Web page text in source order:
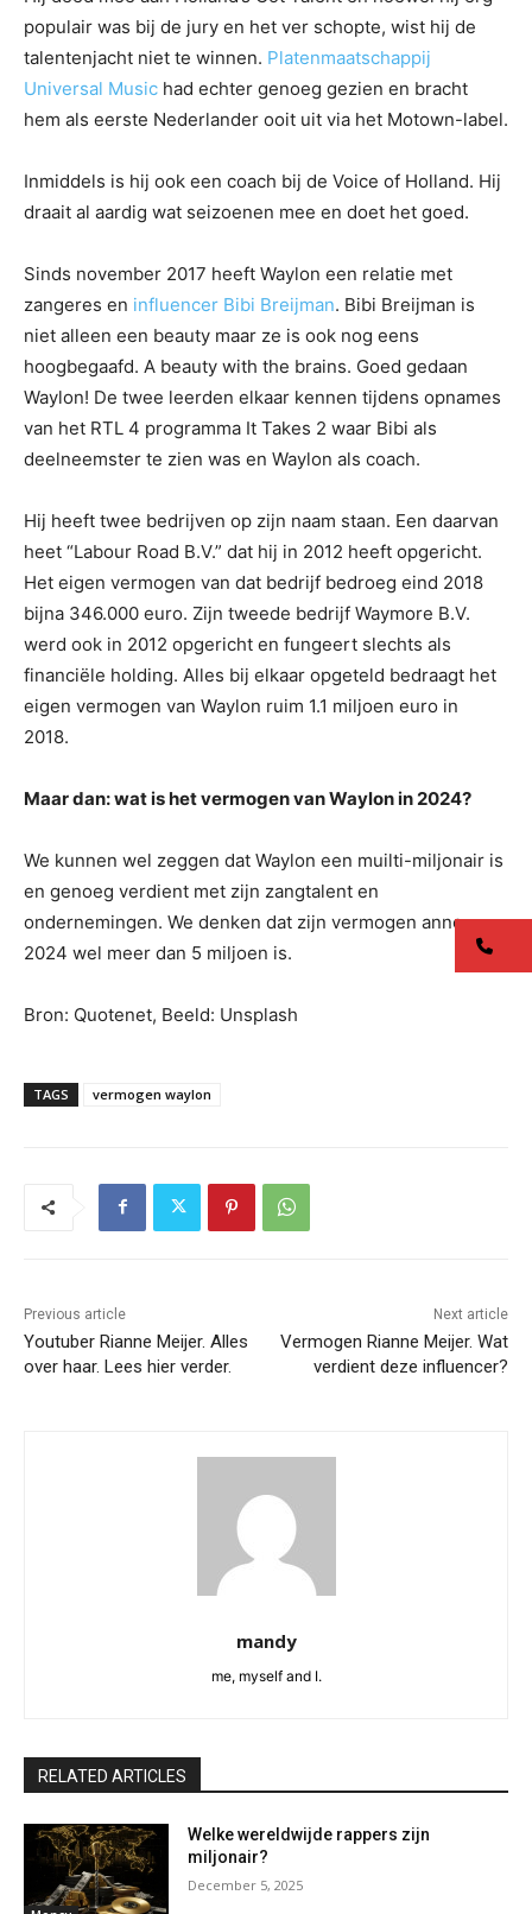
populair was bij de jury en het ver schopte, wist hij de
talentenjacht niet te winnen. Platenmaatschappij
Universal Music had echter genoeg gezien en bracht
hem als eerste Nederlander ooit uit via het Motown-label.
Inmiddels is hij ook een coach bij de Voice of Holland. Hij
draait al aardig wat seizoenen mee en doet het goed.
Sinds november 2017 heeft Waylon een relatie met
zangeres en influencer Bibi Breijman. Bibi Breijman is
niet alleen een beauty maar ze is ook nog eens
hoogbegaafd. A beauty with the brains. Goed gedaan
Waylon! De twee leerden elkaar kennen tijdens opnames
van het RTL 4 programma It Takes 2 waar Bibi als
deelneemster te zien was en Waylon als coach.
Hij heeft twee bedrijven op zijn naam staan. Een daarvan
heet “Labour Road B.V.” dat hij in 2012 heeft opgericht.
Het eigen vermogen van dat bedrijf bedroeg eind 2018
bijna 346.000 euro. Zijn tweede bedrijf Waymore B.V.
werd ook in 2012 opgericht en fungeert slechts als
financiële holding. Alles bij elkaar opgeteld bedraagt het
eigen vermogen van Waylon ruim 1.1 miljoen euro in
2018.
Maar dan: wat is het vermogen van Waylon in 2024?
We kunnen wel zeggen dat Waylon een muilti-miljonair is
en genoeg verdient met zijn zangtalent en
ondernemingen. We denken dat zijn vermogen anno
2024 wel meer dan 5 miljoen is.
Bron: Quotenet, Beeld: Unsplash
TAGS vermogen waylon
Previous article
Youtuber Rianne Meijer. Alles
over haar. Lees hier verder.
Next article
Vermogen Rianne Meijer. Wat
verdient deze influencer?
mandy
me, myself and I.
RELATED ARTICLES
Welke wereldwijde rappers zijn
miljonair?
December 5, 2025